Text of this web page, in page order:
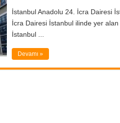
İstanbul Anadolu 24. İcra Dairesi
İcra Dairesi İstanbul ilinde yer alan
İstanbul ...
Devamı »